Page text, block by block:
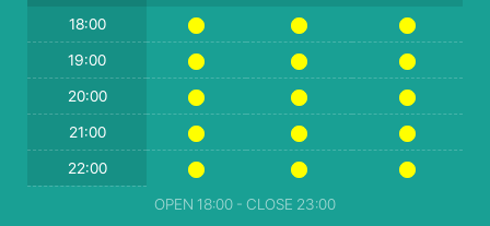
18:00
19:00
20:00
21:00
22:00
OPEN 18:00 - CLOSE 23:00